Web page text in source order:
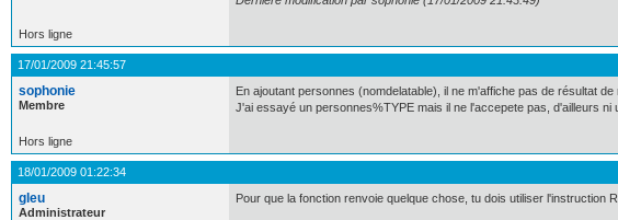
Hors ligne
17/01/2009 21:45:57
sophonie
Membre
En ajoutant personnes (nomdelatable), il ne m'affiche pas de résultat de
J'ai essayé un personnes%TYPE mais il ne l'accepete pas, d'ailleurs ni
Hors ligne
18/01/2009 01:22:34
gleu
Administrateur
Pour que la fonction renvoie quelque chose, tu dois utiliser l'instruction